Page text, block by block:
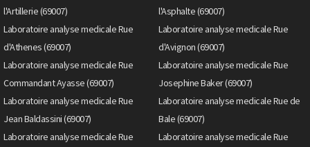
l'Artillerie (69007)
l'Asphalte (69007)
Laboratoire analyse medicale Rue
d'Athenes (69007)
Laboratoire analyse medicale Rue
d'Avignon (69007)
Laboratoire analyse medicale Rue
Commandant Ayasse (69007)
Laboratoire analyse medicale Rue
Josephine Baker (69007)
Laboratoire analyse medicale Rue
Jean Baldassini (69007)
Laboratoire analyse medicale Rue de
Bale (69007)
Laboratoire analyse medicale Rue
Laboratoire analyse medicale Rue